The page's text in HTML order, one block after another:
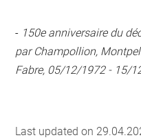
- 150e anniversaire du
par Champollion,
Fabre, 05/12/1972 - 15/
Last updated on